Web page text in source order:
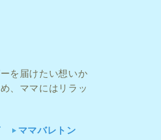
を届けたい想いか
、ママにはリラッ
ママバレトン